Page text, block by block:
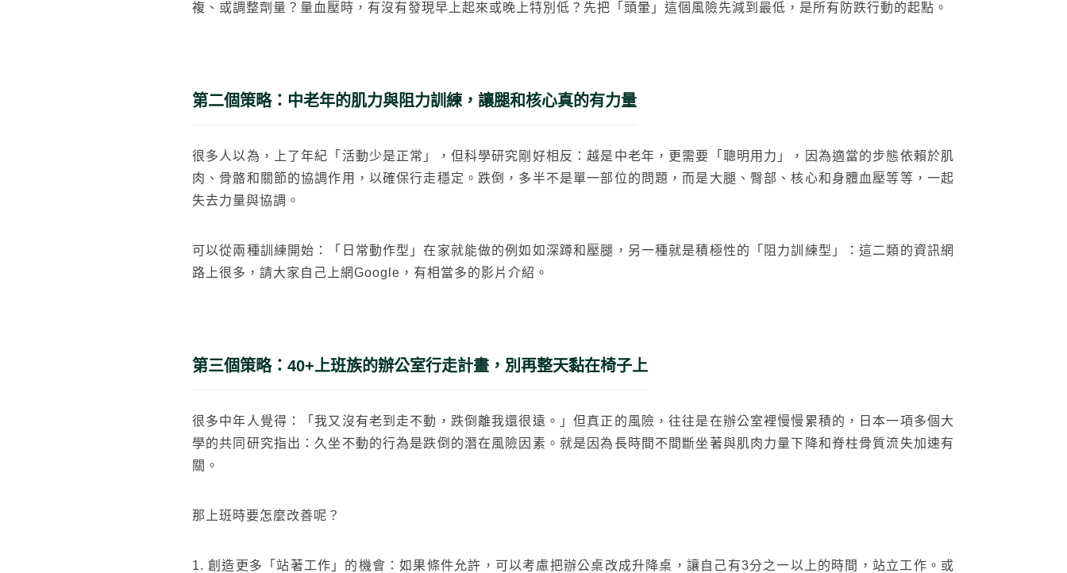
複、或調整劑量？量血壓時，有沒有發現早上起來或晚上特別低？先把「頭暈」這個風險先減到最低，是所有防跌行動的起點。
第二個策略：中老年的肌力與阻力訓練，讓腿和核心真的有力量
很多人以為，上了年紀「活動少是正常」，但科學研究剛好相反：越是中老年，更需要「聰明用力」，因為適當的步態依賴於肌
肉、骨骼和關節的協調作用，以確保行走穩定。跌倒，多半不是單一部位的問題，而是大腿、臀部、核心和身體血壓等等，一起
失去力量與協調。
可以從兩種訓練開始：「日常動作型」在家就能做的例如如深蹲和壓腿，另一種就是積極性的「阻力訓練型」：這二類的資訊網
路上很多，請大家自己上網Google，有相當多的影片介紹。
第三個策略：40+上班族的辦公室行走計畫，別再整天黏在椅子上
很多中年人覺得：「我又沒有老到走不動，跌倒離我還很遠。」但真正的風險，往往是在辦公室裡慢慢累積的，日本一項多個大
學的共同研究指出：久坐不動的行為是跌倒的潛在風險因素。就是因為長時間不間斷坐著與肌肉力量下降和脊柱骨質流失加速有
關。
那上班時要怎麼改善呢？
1. 創造更多「站著工作」的機會：如果條件允許，可以考慮把辦公桌改成升降桌，讓自己有3分之一以上的時間，站立工作。或